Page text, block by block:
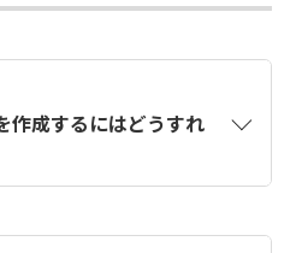
作成するにはどうすれ